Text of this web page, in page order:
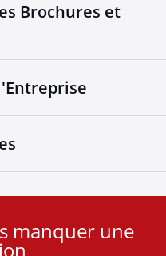
Brochures et
manquer une